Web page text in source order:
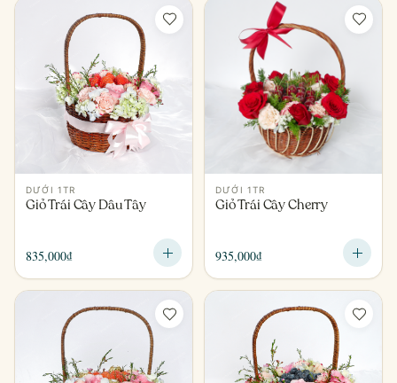
DƯỚI 1TR
Giỏ Trái Cây Dâu Tây
835,000₫
DƯỚI 1TR
Giỏ Trái Cây Cherry
935,000₫